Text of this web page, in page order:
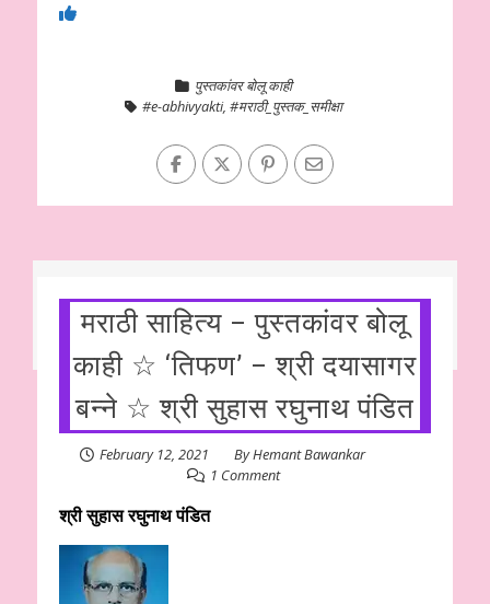
पुस्तकांवर बोलू काही
#e-abhivyakti,#मराठी_पुस्तक_समीक्षा
मराठी साहित्य – पुस्तकांवर बोलू
काही ☆ ‘तिफण’ – श्री दयासागर
बन्ने ☆ श्री सुहास रघुनाथ पंडित
February 12, 2021 ByHemant Bawankar
1 Comment
श्री सुहास रघुनाथ पंडित